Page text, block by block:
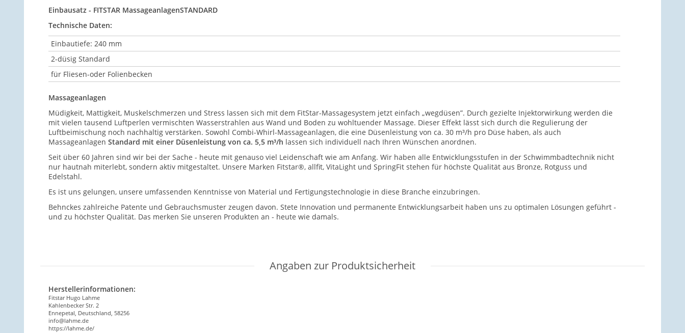
Einbausatz - FITSTAR MassageanlagenSTANDARD
Technische Daten:
Einbautiefe: 240 mm
2-düsig Standard
für Fliesen-oder Folienbecken
Massageanlagen
Müdigkeit, Mattigkeit, Muskelschmerzen und Stress lassen sich mit dem FitStar-Massagesystem jetzt einfach „wegdüsen”. Durch gezielte Injektorwirkung werden die
mit vielen tausend Luftperlen vermischten Wasserstrahlen aus Wand und Boden zu wohltuender Massage. Dieser Effekt lässt sich durch die Regulierung der
Luftbeimischung noch nachhaltig verstärken. Sowohl Combi-Whirl-Massageanlagen, die eine Düsenleistung von ca. 30 m³/h pro Düse haben, als auch
Massageanlagen Standard mit einer Düsenleistung von ca. 5,5 m³/h lassen sich individuell nach Ihren Wünschen anordnen.
Seit über 60 Jahren sind wir bei der Sache - heute mit genauso viel Leidenschaft wie am Anfang. Wir haben alle Entwicklungsstufen in der Schwimmbadtechnik nicht
nur hautnah miterlebt, sondern aktiv mitgestaltet. Unsere Marken Fitstar®, allfit, VitaLight und SpringFit stehen für höchste Qualität aus Bronze, Rotguss und
Edelstahl.
Es ist uns gelungen, unsere umfassenden Kenntnisse von Material und Fertigungstechnologie in diese Branche einzubringen.
Behnckes zahlreiche Patente und Gebrauchsmuster zeugen davon. Stete Innovation und permanente Entwicklungsarbeit haben uns zu optimalen Lösungen geführt -
und zu höchster Qualität. Das merken Sie unseren Produkten an - heute wie damals.
Angaben zur Produktsicherheit
Herstellerinformationen:
Fitstar Hugo Lahme
Kahlenbecker Str. 2
Ennepetal, Deutschland, 58256
info@lahme.de
https://lahme.de/